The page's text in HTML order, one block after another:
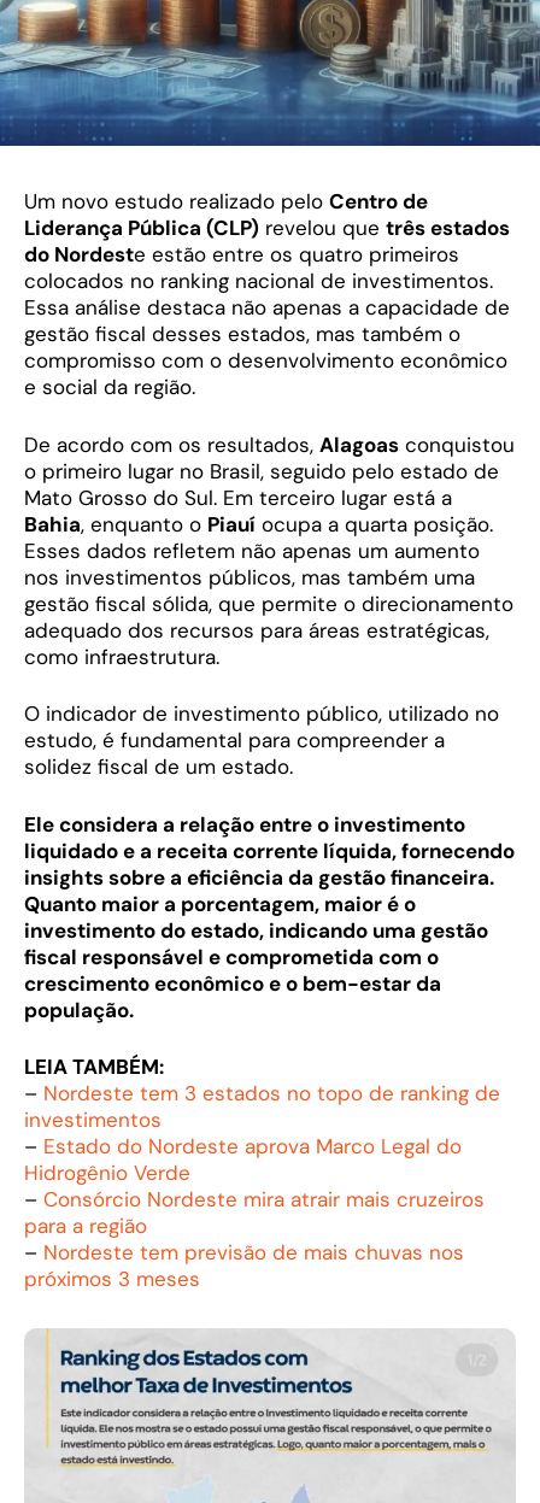
Um novo estudo realizado pelo Centro de
Liderança Pública (CLP) revelou que três estados
do Nordeste estão entre os quatro primeiros
colocados no ranking nacional de investimentos.
Essa análise destaca não apenas a capacidade de
gestão fiscal desses estados, mas também o
compromisso com o desenvolvimento econômico
e social da região.
De acordo com os resultados, Alagoas conquistou
o primeiro lugar no Brasil, seguido pelo estado de
Mato Grosso do Sul. Em terceiro lugar está a
Bahia, enquanto o Piauí ocupa a quarta posição.
Esses dados refletem não apenas um aumento
nos investimentos públicos, mas também uma
gestão fiscal sólida, que permite o direcionamento
adequado dos recursos para áreas estratégicas,
como infraestrutura.
O indicador de investimento público, utilizado no
estudo, é fundamental para compreender a
solidez fiscal de um estado.
Ele considera a relação entre o investimento
liquidado e a receita corrente líquida, fornecendo
insights sobre a eficiência da gestão financeira.
Quanto maior a porcentagem, maior é o
investimento do estado, indicando uma gestão
fiscal responsável e comprometida com o
crescimento econômico e o bem-estar da
população.
LEIA TAMBÉM:
– Nordeste tem 3 estados no topo de ranking de
investimentos
– Estado do Nordeste aprova Marco Legal do
Hidrogênio Verde
– Consórcio Nordeste mira atrair mais cruzeiros
para a região
– Nordeste tem previsão de mais chuvas nos
próximos 3 meses